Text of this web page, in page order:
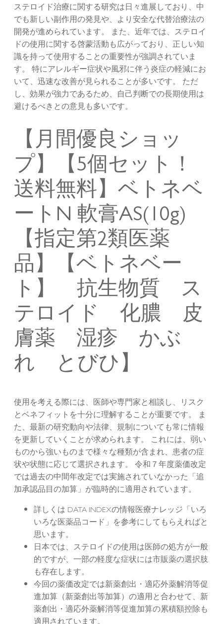
ステロイド治療に関する研究は日々進展しており、中
でも新しい副作用の発見や、より安全な代替治療法の
開発が進められています。 また、近年では、ステロイ
ドの使用に関する啓蒙活動も広がっており、正しい知
識を持って使用することの重要性が強調されていま
す。 特にアレルギー症状や風邪に伴う炎症の軽減にお
いて、迅速な改善が見られることが多いです。 ただ
し、効果が強力であるため、自己判断での長期使用は
避けるべきとの意見も多いです。
【月間優良ショッ
プ】【5個セット！
送料無料】ベトネベ
ートN 軟膏AS(10g)
【指定第2類医薬
品】【ベトネベー
ト】 抗生物質 ス
テロイド 化膿 皮
膚薬 湿疹 かぶ
れ とびひ】
使用を考える際には、医師や専門家と相談し、リスク
とベネフィットを十分に理解することが重要です。 ま
た、最新の研究動向や法律、規制についても常に情報
を更新していくことが求められます。 これには、弱い
ものから強いものまで様々な種類が含まれ、患者の症
状や状態に応じて選択されます。 令和７年度薬価改定
では過去の中間年改定では実施されていなかった「追
加承認品目の加算」が臨時的に適用されています。
詳しくは DATA INDEXの情報医療ナレッジ「いろ
いろな医薬品コード」を参考にしてもらえればと
思います。
日本では、ステロイドの使用は医師の処方が一般
的ですが、一部の軽度な症状には市販薬の選択肢
も存在します。
今回の薬価改定では新薬創出・適応外薬解消等促
進加算（新薬創出等加算）の適用と合わせて、新
薬創出・適応外薬解消等促進加算の累積額控除も
適用されています。